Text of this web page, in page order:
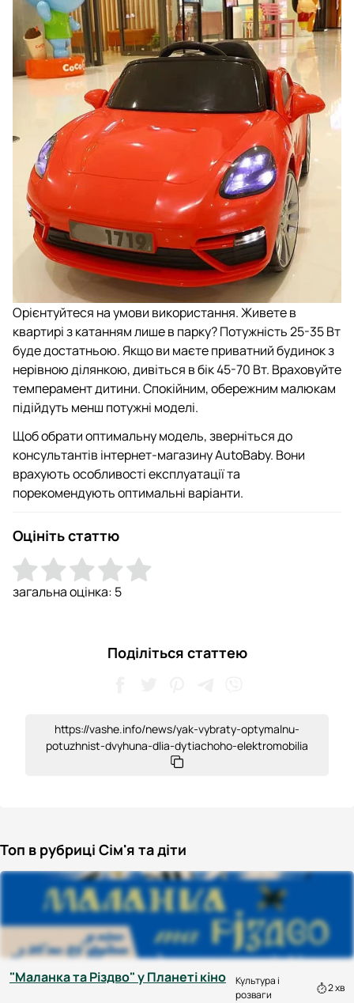
Орієнтуйтеся на умови використання. Живете в
квартирі з катанням лише в парку? Потужність 25-35 Вт
буде достатньою. Якщо ви маєте приватний будинок з
нерівною ділянкою, дивіться в бік 45-70 Вт. Враховуйте
темперамент дитини. Спокійним, обережним малюкам
підійдуть менш потужні моделі.
Щоб обрати оптимальну модель, зверніться до
консультантів інтернет-магазину AutoBaby. Вони
врахують особливості експлуатації та
порекомендують оптимальні варіанти.
Оцініть статтю
загальна оцінка: 5
Поділіться статтею
https://vashe.info/news/yak-vybraty-optymalnu-
potuzhnist-dvyhuna-dlia-dytiachoho-elektromobilia
Топ в рубриці Сім'я та діти
"Маланка та Різдво" у Планеті кіно
Культура і
розваги
2 хв